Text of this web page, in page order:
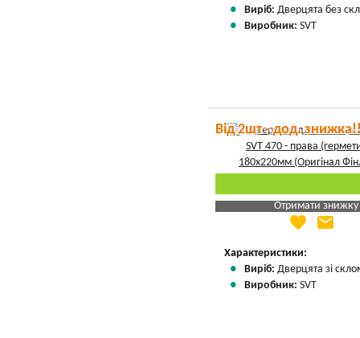
Виріб: Дверцята без
Виробник: SVT
Від 2шт - дод.
Отримати знижку
Яка Ваша ціна
favorite email
Характеристики:
Виріб: Дверцята зі
Виробник: SVT